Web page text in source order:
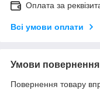
Оплата за
Всі умови оплати
Умови повернення
Повернення товару